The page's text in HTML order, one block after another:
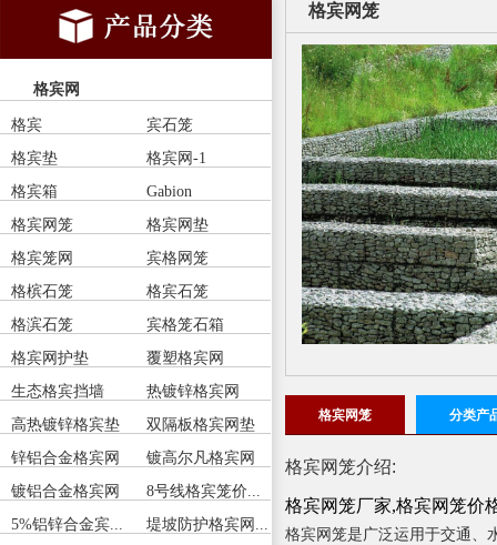
格宾网
格宾
宾石笼
格宾垫
格宾网-1
格宾箱
Gabion
格宾网笼
格宾网垫
格宾笼网
宾格网笼
格槟石笼
格宾石笼
格滨石笼
宾格笼石箱
格宾网护垫
覆塑格宾网
生态格宾挡墙
热镀锌格宾网
高热镀锌格宾垫
双隔板格宾网垫
锌铝合金格宾网
镀高尔凡格宾网
镀铝合金格宾网
8号线格宾笼价...
5%铝锌合金宾...
堤坡防护格宾网...
格宾网笼
格宾网笼 分类产
格宾网笼介绍:
格宾网笼厂家,格宾网笼价
格宾网笼是广泛运用于交通、